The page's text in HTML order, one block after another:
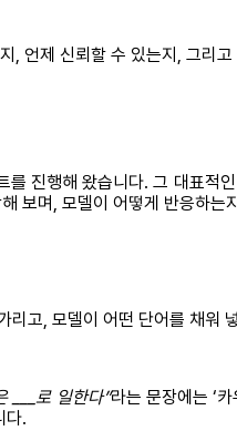
언제 신뢰할 수 있는지, 그리
를 진행해 왔습니다. 그 대표적
보며, 모델이 어떻게 반응하는
고, 모델이 어떤 단어를 채워
___로 일한다”라는 문장에는 ‘
다.